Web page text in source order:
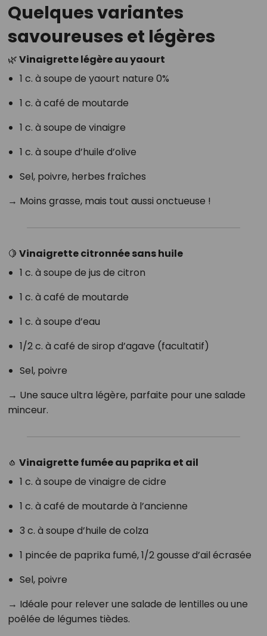
Quelques variantes
savoureuses et légères
🌿 Vinaigrette légère au yaourt
1 c. à soupe de yaourt nature 0%
1 c. à café de moutarde
1 c. à soupe de vinaigre
1 c. à soupe d’huile d’olive
Sel, poivre, herbes fraîches
→ Moins grasse, mais tout aussi onctueuse !
🍋 Vinaigrette citronnée sans huile
1 c. à soupe de jus de citron
1 c. à café de moutarde
1 c. à soupe d’eau
1/2 c. à café de sirop d’agave (facultatif)
Sel, poivre
→ Une sauce ultra légère, parfaite pour une salade
minceur.
🧄 Vinaigrette fumée au paprika et ail
1 c. à soupe de vinaigre de cidre
1 c. à café de moutarde à l’ancienne
3 c. à soupe d’huile de colza
1 pincée de paprika fumé, 1/2 gousse d’ail écrasée
Sel, poivre
→ Idéale pour relever une salade de lentilles ou une
poêlée de légumes tièdes.